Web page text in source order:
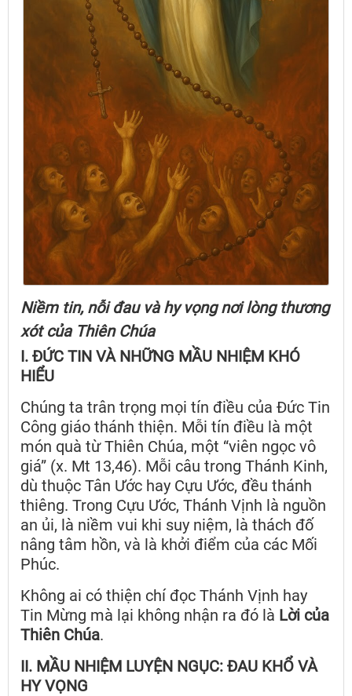
Niềm tin, nỗi đau và hy vọng nơi lòng thương
xót của Thiên Chúa
I. ĐỨC TIN VÀ NHỮNG MẦU NHIỆM KHÓ
HIỂU
Chúng ta trân trọng mọi tín điều của Đức Tin
Công giáo thánh thiện. Mỗi tín điều là một
món quà từ Thiên Chúa, một “viên ngọc vô
giá” (x. Mt 13,46). Mỗi câu trong Thánh Kinh,
dù thuộc Tân Ước hay Cựu Ước, đều thánh
thiêng. Trong Cựu Ước, Thánh Vịnh là nguồn
an ủi, là niềm vui khi suy niệm, là thách đố
nâng tâm hồn, và là khởi điểm của các Mối
Phúc.
Không ai có thiện chí đọc Thánh Vịnh hay
Tin Mừng mà lại không nhận ra đó là Lời của
Thiên Chúa.
II. MẦU NHIỆM LUYỆN NGỤC: ĐAU KHỔ VÀ
HY VỌNG